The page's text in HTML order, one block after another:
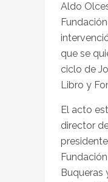
Aldo
que se
ciclo de
Libro y
El acto
director
Buqueras